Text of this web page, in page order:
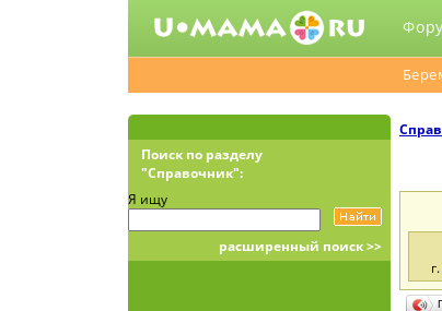
Поиск по разделу
"Справочник":
Я ищу
расширенный поиск >>